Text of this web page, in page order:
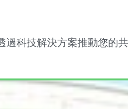
過科技解決方案推動您的